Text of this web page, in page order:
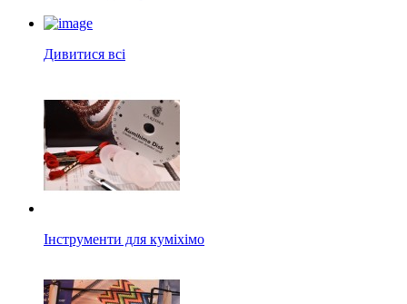
Дивитися всі
Інструменти для куміхімо